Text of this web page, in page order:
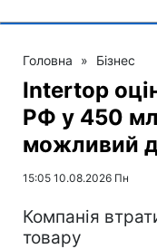
Головна » Бізнес
Intertop
РФ у 450
можливий
15:05 10.08.2026 Пн
Компанія
товару